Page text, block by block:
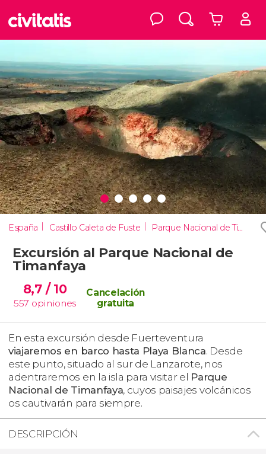
España Castillo Caleta de Fuste Parque Nacional de Timanfaya
Excursión al Parque Nacional de
Timanfaya
8,7 / 10
557 opiniones
Cancelación
gratuita
En esta excursión desde Fuerteventura
viajaremos en barco hasta Playa Blanca. Desde
este punto, situado al sur de Lanzarote, nos
adentraremos en la isla para visitar el Parque
Nacional de Timanfaya, cuyos paisajes volcánicos
os cautivarán para siempre.
DESCRIPCIÓN